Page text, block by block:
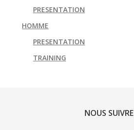
PRESENTATION
HOMME
PRESENTATION
TRAINING
NOUS SUIVRE